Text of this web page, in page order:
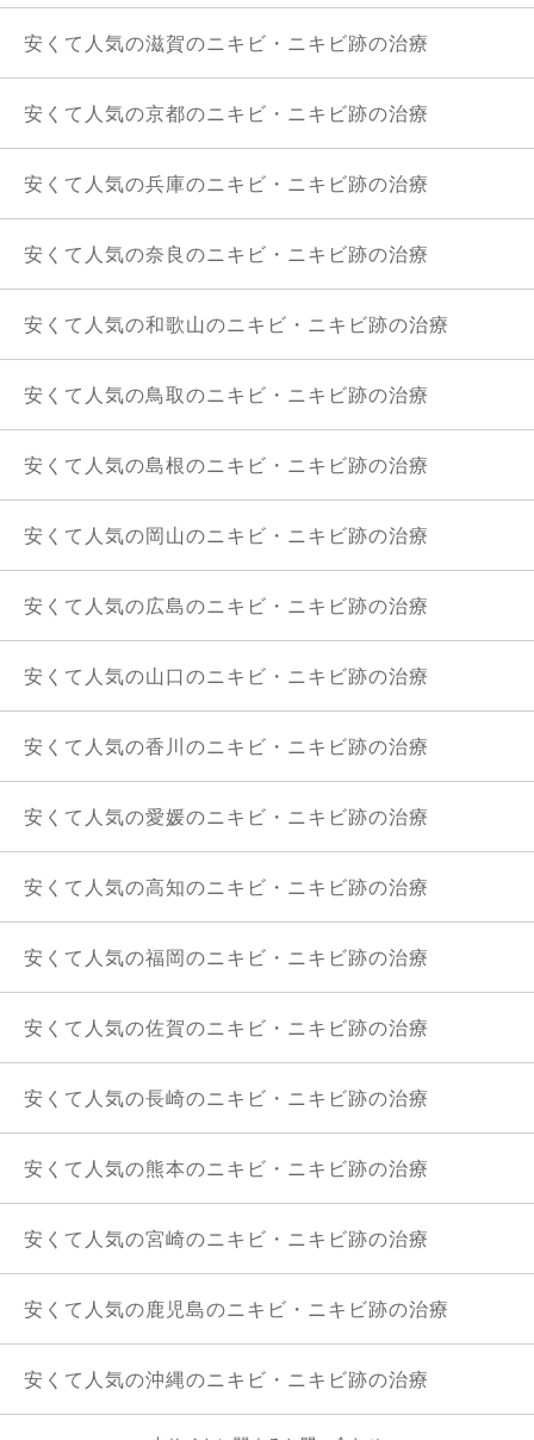
安くて人気の滋賀のニキビ・ニキビ跡の治療
安くて人気の京都のニキビ・ニキビ跡の治療
安くて人気の兵庫のニキビ・ニキビ跡の治療
安くて人気の奈良のニキビ・ニキビ跡の治療
安くて人気の和歌山のニキビ・ニキビ跡の治療
安くて人気の鳥取のニキビ・ニキビ跡の治療
安くて人気の島根のニキビ・ニキビ跡の治療
安くて人気の岡山のニキビ・ニキビ跡の治療
安くて人気の広島のニキビ・ニキビ跡の治療
安くて人気の山口のニキビ・ニキビ跡の治療
安くて人気の香川のニキビ・ニキビ跡の治療
安くて人気の愛媛のニキビ・ニキビ跡の治療
安くて人気の高知のニキビ・ニキビ跡の治療
安くて人気の福岡のニキビ・ニキビ跡の治療
安くて人気の佐賀のニキビ・ニキビ跡の治療
安くて人気の長崎のニキビ・ニキビ跡の治療
安くて人気の熊本のニキビ・ニキビ跡の治療
安くて人気の宮崎のニキビ・ニキビ跡の治療
安くて人気の鹿児島のニキビ・ニキビ跡の治療
安くて人気の沖縄のニキビ・ニキビ跡の治療